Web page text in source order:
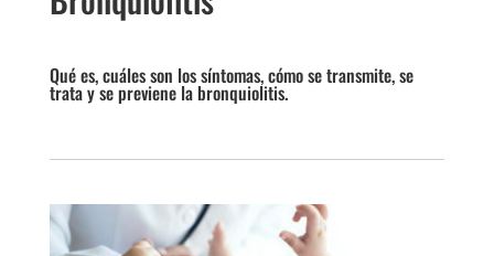
Qué es, cuáles son los síntomas, cómo se transmite, se
trata y se previene la bronquiolitis.